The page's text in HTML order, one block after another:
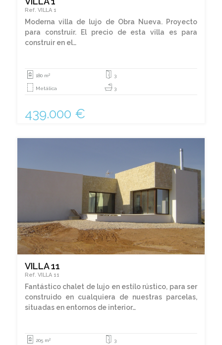
Ref. VILLA 1
Moderna villa de lujo de Obra Nueva. Proyecto
para construir. El precio de esta villa es para
construir en el…
180 m2
Metálica
3
3
439.000 €
VILLA 11
Ref. VILLA 11
Fantástico chalet de lujo en estílo rústico, para ser
construido en cualquiera de nuestras parcelas,
situadas en entornos de interior…
205 m2 3